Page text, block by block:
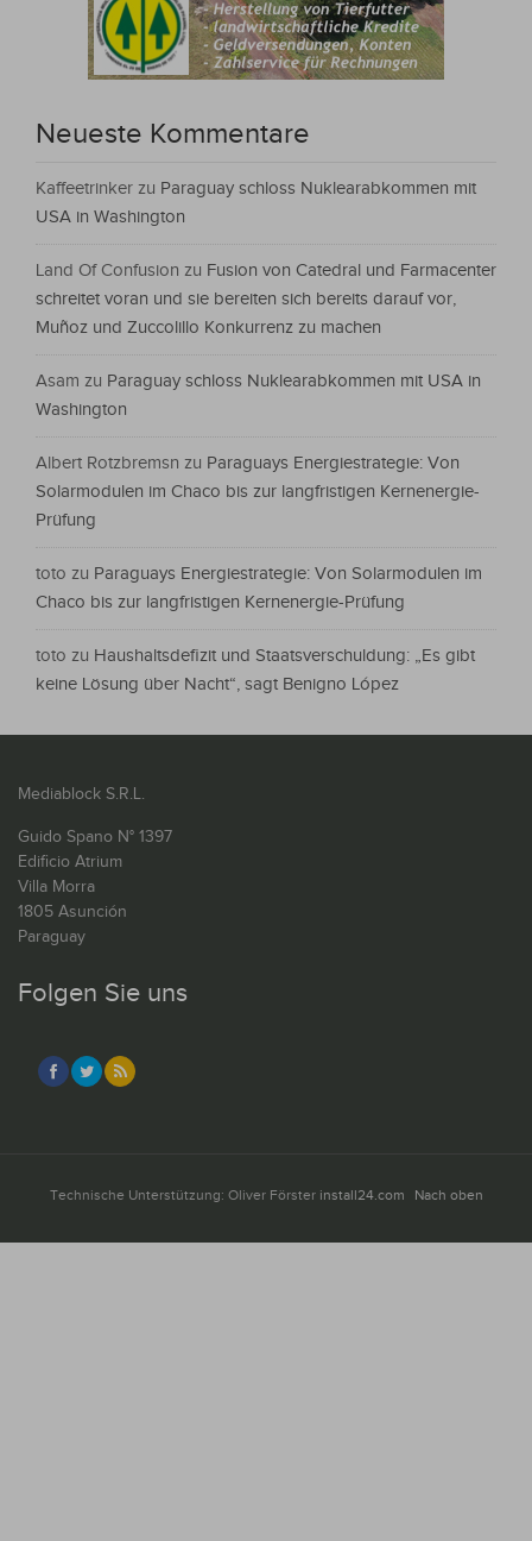
Neueste Kommentare
Kaffeetrinker zu Paraguay schloss Nuklearabkommen mit
USA in Washington
Land Of Confusion zu Fusion von Catedral und Farmacenter
schreitet voran und sie bereiten sich bereits darauf vor,
Muñoz und Zuccolillo Konkurrenz zu machen
Asam zu Paraguay schloss Nuklearabkommen mit USA in
Washington
Albert Rotzbremsn zu Paraguays Energiestrategie: Von
Solarmodulen im Chaco bis zur langfristigen Kernenergie-
Prüfung
toto zu Paraguays Energiestrategie: Von Solarmodulen im
Chaco bis zur langfristigen Kernenergie-Prüfung
toto zu Haushaltsdefizit und Staatsverschuldung: „Es gibt
keine Lösung über Nacht“, sagt Benigno López
Mediablock S.R.L.
Guido Spano N° 1397
Edificio Atrium
Villa Morra
1805 Asunción
Paraguay
Folgen Sie uns
Technische Unterstützung: Oliver Förster install24.com Nach oben